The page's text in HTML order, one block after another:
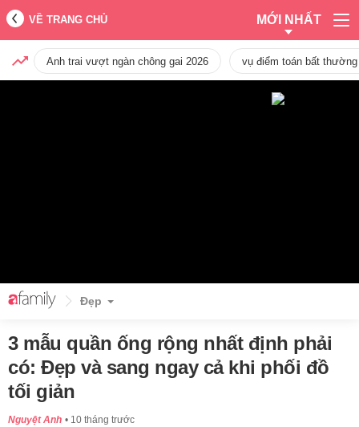
VỀ TRANG CHỦ MỚI NHẤT
Anh trai vượt ngàn chông gai 2026 vụ điểm toán bất
Đẹp
3 mẫu quần ống rộng nhất định phải
có: Đẹp và sang ngay cả khi phối đồ
tối giản
Nguyệt Anh 10 tháng trước